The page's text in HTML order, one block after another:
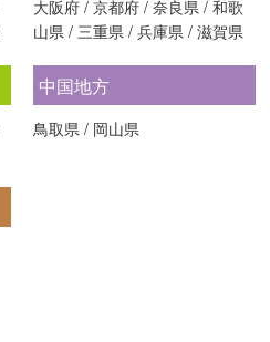
大阪府 / 京都府 / 奈良県 / 和歌
山県 / 三重県 / 兵庫県 / 滋賀県
中国地方
鳥取県 / 岡山県